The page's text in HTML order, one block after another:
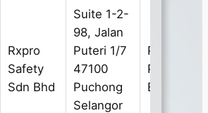
Rxpro
Safety
Sdn Bhd
Suite 1-2-
98, Jalan
Puteri 1/7
47100
Puchong
Selangor
Personal
Protective
Eyewear